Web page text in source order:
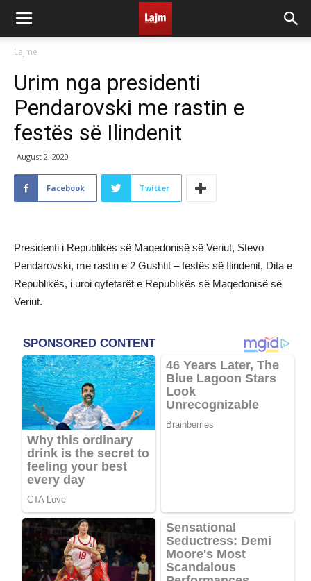
Lajme
Urim nga presidenti
Pendarovski me rastin e
festës së Ilindenit
August 2, 2020
Facebook Twitter
Presidenti i Republikës së Maqedonisë së Veriut, Stevo
Pendarovski, me rastin e 2 Gushtit – festës së Ilindenit, Dita e
Republikës, i uroi qytetarët e Republikës së Maqedonisë së
Veriut.